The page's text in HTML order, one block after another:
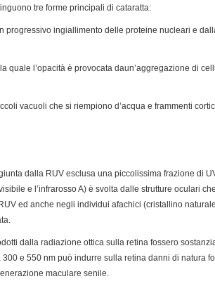
tre forme principali di cataratta:
progressivo ingiallimento delle proteine nucleari e
quale l’opacità è provocata daun’aggregazione di
vacuoli che si riempiono d’acqua e frammenti
dalla RUV esclusa una piccolissima frazione di
e l’infrarosso A) è svolta dalle strutture oculari
ed anche negli individui afachici (cristallino
dalla radiazione ottica sulla retina fossero
e 550 nm può indurre sulla retina danni di natura
maculare senile.